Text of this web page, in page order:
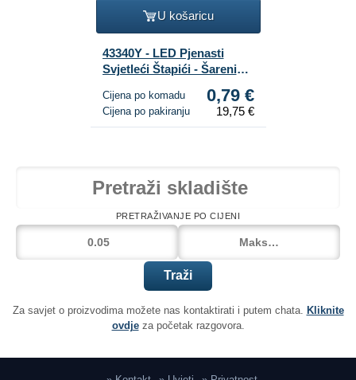
U košaricu
43340Y - LED Pjenasti
Svjetleći Štapići - Šareni
Cijena po komadu 0,79 €
Cijena po pakiranju 19,75 €
PRETRAŽIVANJE PO CIJENI
Traži
Za savjet o proizvodima možete nas kontaktirati i putem chata.
Kliknite
ovdjeza početak razgovora.